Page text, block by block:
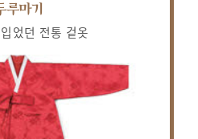
루마기
었던 전통 겉옷